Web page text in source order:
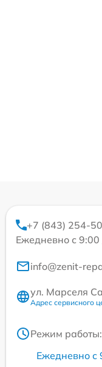
+7 (843) 254-
Ежедневно с
info@zenit-
ул. Марселя
Адрес сервисного
Режим работы:
Ежедневно с